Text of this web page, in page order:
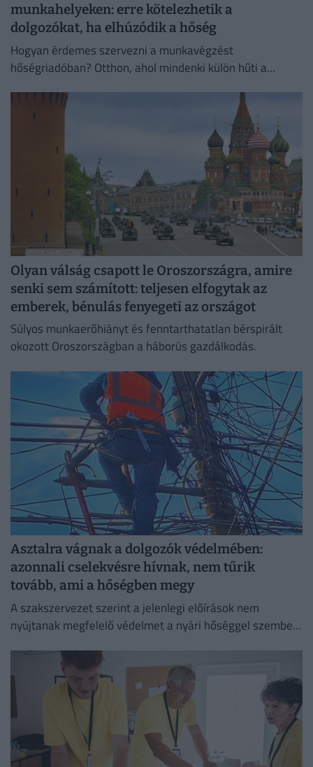
munkahelyeken: erre kötelezhetik a
dolgozókat, ha elhúzódik a hőség
Hogyan érdemes szervezni a munkavégzést
hőségriadóban? Otthon, ahol mindenki külön hűti a
irodaházban, ahol a hűtés központilag működik.
Olyan válság csapott le Oroszországra, amire
senki sem számított: teljesen elfogytak az
emberek, bénulás fenyegeti az országot
Súlyos munkaerőhiányt és fenntarthatatlan bérspirált
okozott Oroszországban a háborús gazdálkodás.
Asztalra vágnak a dolgozók védelmében:
azonnali cselekvésre hívnak, nem tűrik
tovább, ami a hőségben megy
A szakszervezet szerint a jelenlegi előírások nem
nyújtanak megfelelő védelmet a nyári hőséggel szemben,
védelmében.